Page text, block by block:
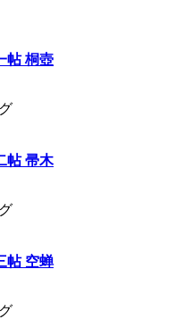
帖 桐壺
帖 帚木
帖 空蝉